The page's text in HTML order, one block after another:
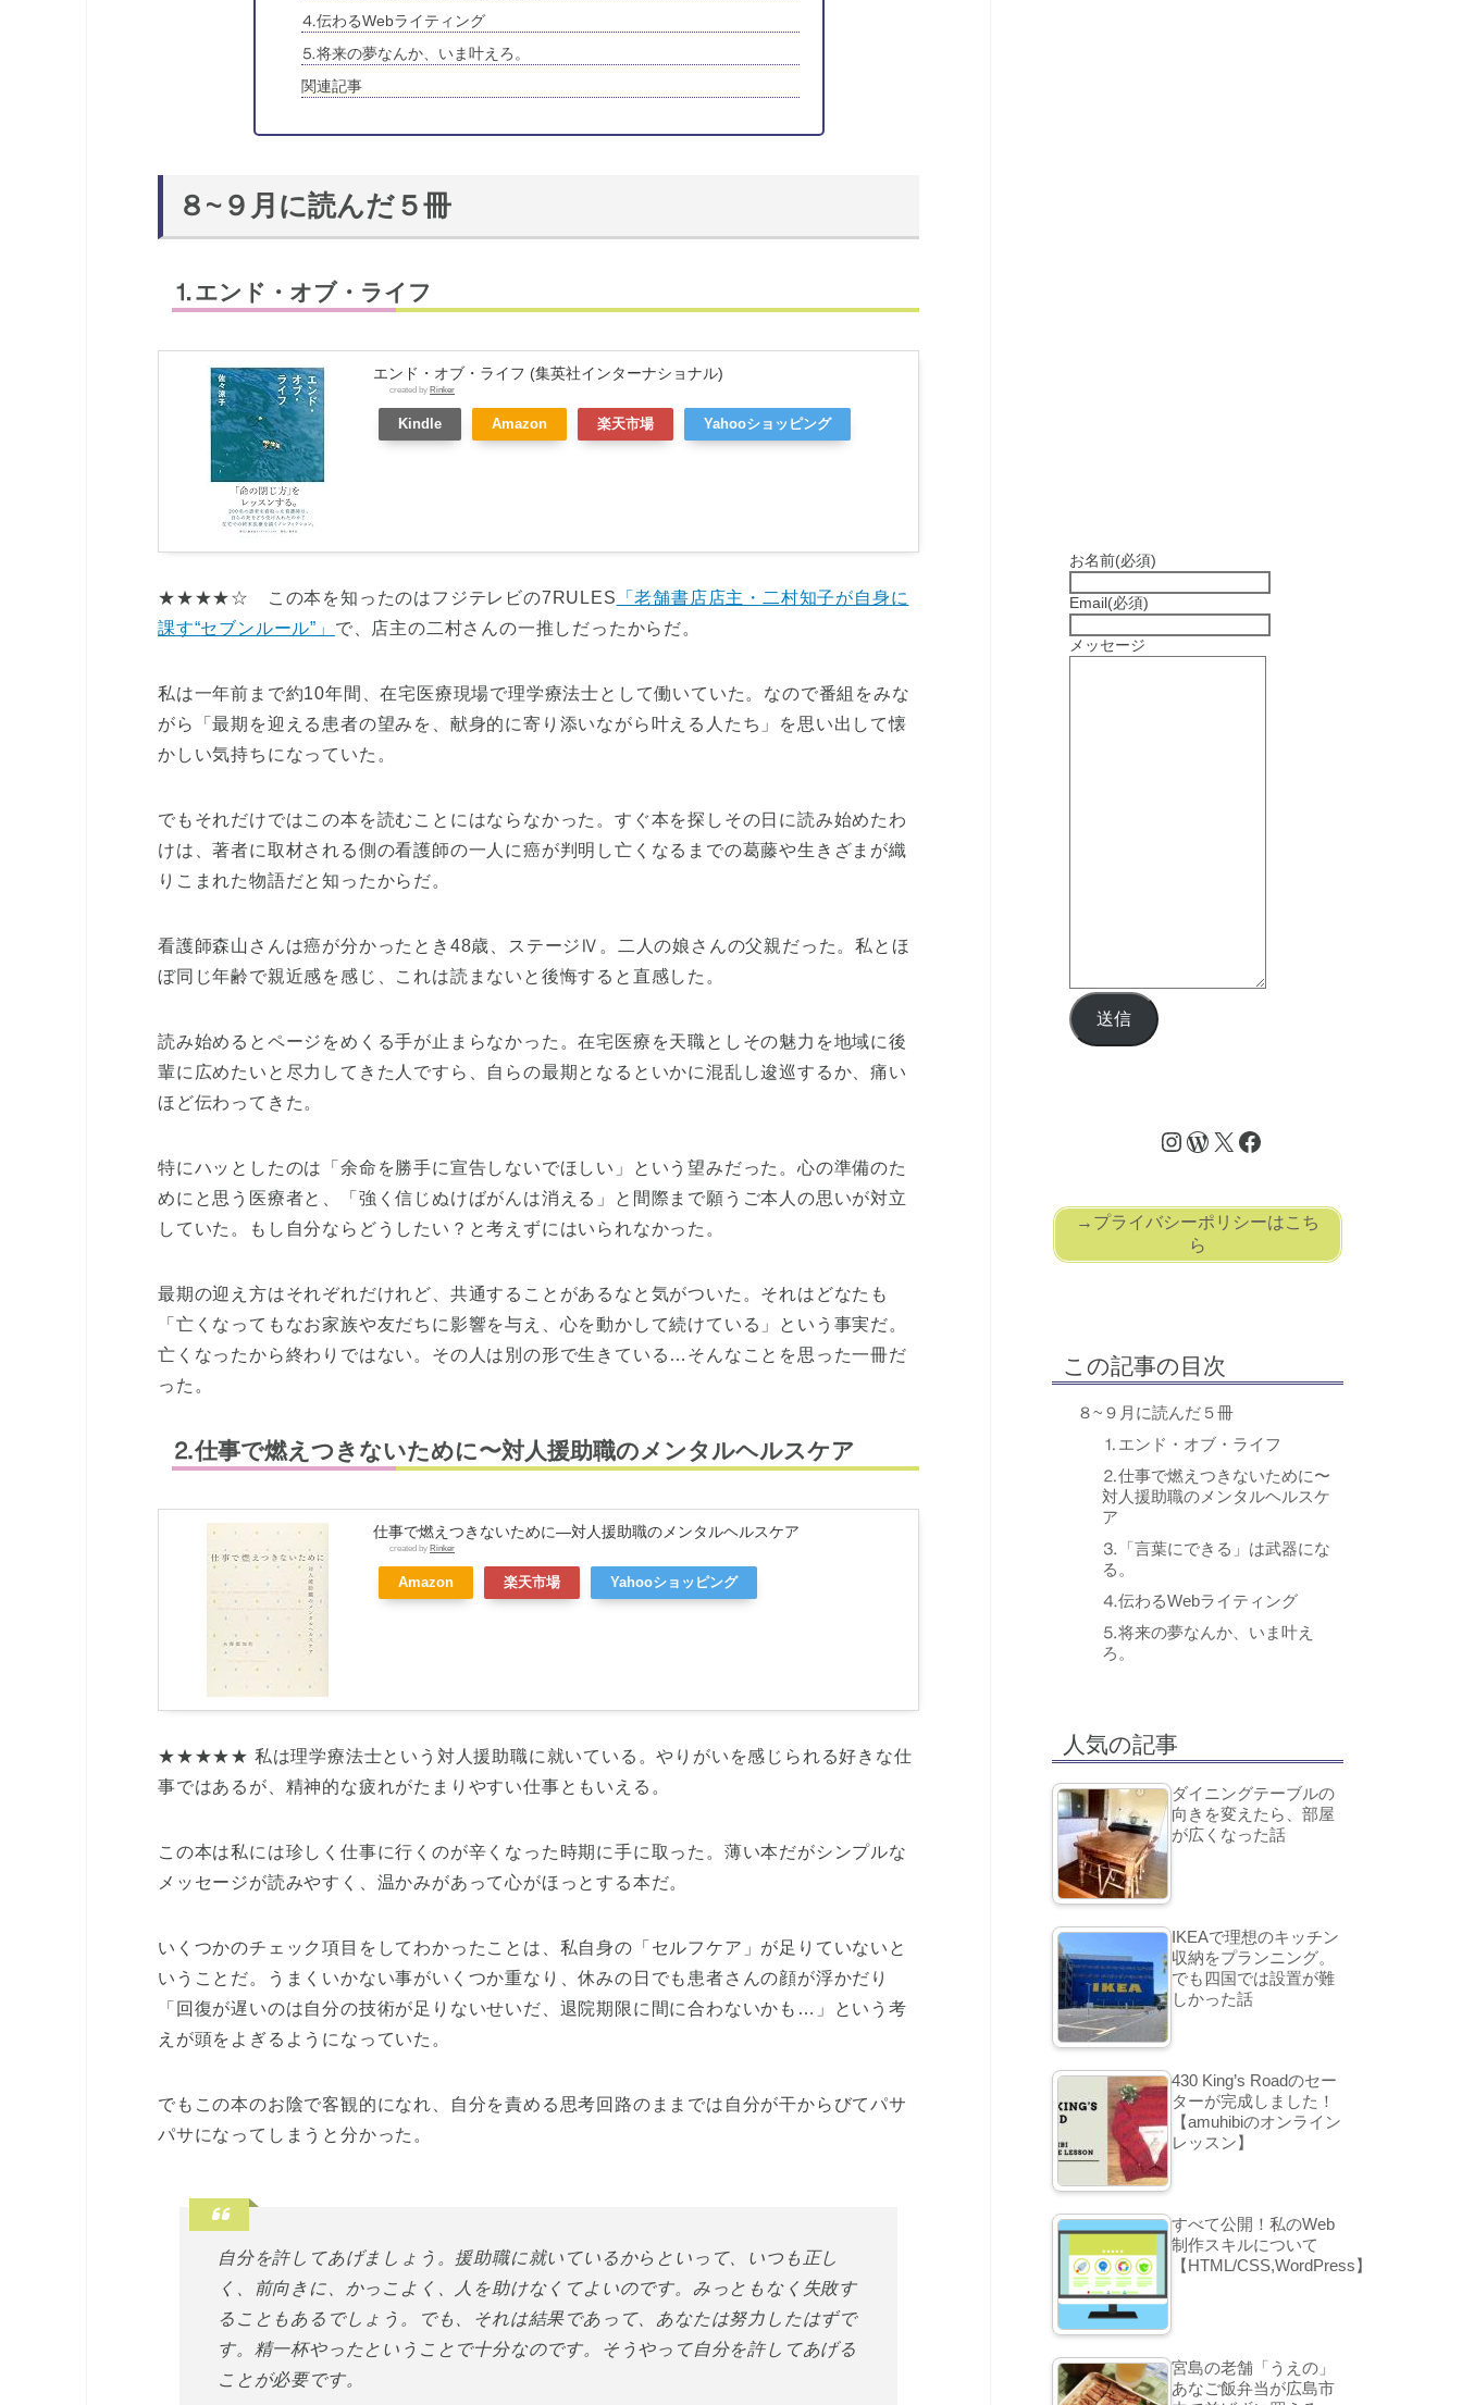
⒋伝わるWebライティング
⒌将来の夢なんか、いま叶えろ。
関連記事
８~９月に読んだ５冊
⒈エンド・オブ・ライフ
エンド・オブ・ライフ (集英社インターナショナル)
created by Rinker
Kindle Amazon 楽天市場 Yahooショッピング
★★★★☆ この本を知ったのはフジテレビの7RULES 「老舗書店店主・二村知子が自身に
課す“セブンルール”」 で、店主の二村さんの一推しだったからだ。
私は一年前まで約10年間、在宅医療現場で理学療法士として働いていた。なので番組をみな
がら「最期を迎える患者の望みを、献身的に寄り添いながら叶える人たち」を思い出して懐
かしい気持ちになっていた。
でもそれだけではこの本を読むことにはならなかった。すぐ本を探しその日に読み始めたわ
けは、著者に取材される側の看護師の一人に癌が判明し亡くなるまでの葛藤や生きざまが織
りこまれた物語だと知ったからだ。
看護師森山さんは癌が分かったとき48歳、ステージⅣ。二人の娘さんの父親だった。私とほ
ぼ同じ年齢で親近感を感じ、これは読まないと後悔すると直感した。
読み始めるとページをめくる手が止まらなかった。在宅医療を天職としその魅力を地域に後
輩に広めたいと尽力してきた人ですら、自らの最期となるといかに混乱し逡巡するか、痛い
ほど伝わってきた。
特にハッとしたのは「余命を勝手に宣告しないでほしい」という望みだった。心の準備のた
めにと思う医療者と、「強く信じぬけばがんは消える」と間際まで願うご本人の思いが対立
していた。もし自分ならどうしたい？と考えずにはいられなかった。
最期の迎え方はそれぞれだけれど、共通することがあるなと気がついた。それはどなたも
「亡くなってもなお家族や友だちに影響を与え、心を動かして続けている」という事実だ。
亡くなったから終わりではない。その人は別の形で生きている…そんなことを思った一冊だ
った。
⒉仕事で燃えつきないために〜対人援助職のメンタルヘルスケア
仕事で燃えつきないために―対人援助職のメンタルヘルスケア
created by Rinker
Amazon 楽天市場 Yahooショッピング
★★★★★ 私は理学療法士という対人援助職に就いている。やりがいを感じられる好きな仕
事ではあるが、精神的な疲れがたまりやすい仕事ともいえる。
この本は私には珍しく仕事に行くのが辛くなった時期に手に取った。薄い本だがシンプルな
メッセージが読みやすく、温かみがあって心がほっとする本だ。
いくつかのチェック項目をしてわかったことは、私自身の「セルフケア」が足りていないと
いうことだ。うまくいかない事がいくつか重なり、休みの日でも患者さんの顔が浮かだり
「回復が遅いのは自分の技術が足りないせいだ、退院期限に間に合わないかも…」という考
えが頭をよぎるようになっていた。
でもこの本のお陰で客観的になれ、自分を責める思考回路のままでは自分が干からびてパサ
パサになってしまうと分かった。
自分を許してあげましょう。援助職に就いているからといって、いつも正し
く、前向きに、かっこよく、人を助けなくてよいのです。みっともなく失敗す
ることもあるでしょう。でも、それは結果であって、あなたは努力したはずで
す。精一杯やったということで十分なのです。そうやって自分を許してあげる
ことが必要です。
お名前(必須)
Email(必須)
メッセージ
送信
→プライバシーポリシーはこち
ら
この記事の目次
８~９月に読んだ５冊
⒈エンド・オブ・ライフ
⒉仕事で燃えつきないために〜
対人援助職のメンタルヘルスケ
ア
⒊「言葉にできる」は武器にな
る。
⒋伝わるWebライティング
⒌将来の夢なんか、いま叶え
ろ。
人気の記事
ダイニングテーブルの
向きを変えたら、部屋
が広くなった話
IKEAで理想のキッチン
収納をプランニング。
でも四国では設置が難
しかった話
430 King’s Roadのセー
ターが完成しました！
【amuhibiのオンライン
レッスン】
すべて公開！私のWeb
制作スキルについて
【HTML/CSS,WordPress】
宮島の老舗「うえの」
あなご飯弁当が広島市